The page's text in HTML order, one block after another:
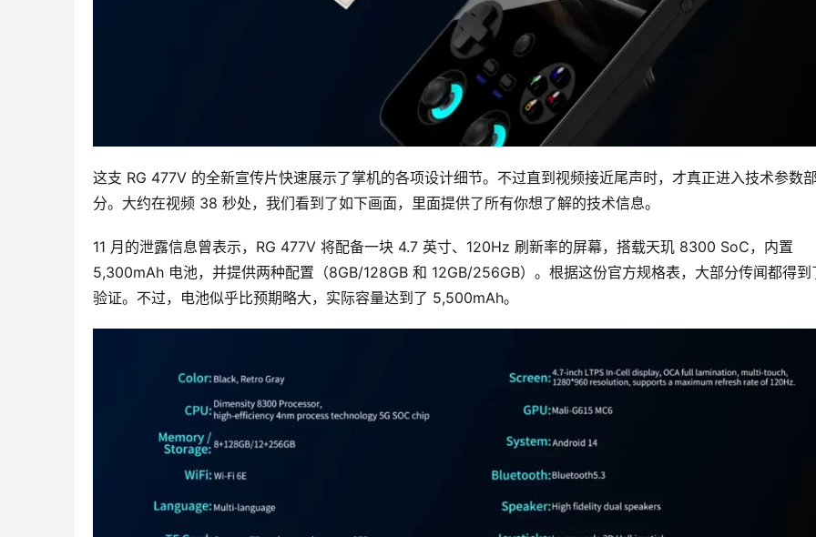
这支 RG 477V 的全新宣传片快速展示了掌机的各项设计细节。不过直到视频接近尾声时，才真正进入技术参数
分。大约在视频 38 秒处，我们看到了如下画面，里面提供了所有你想了解的技术信息。
00:00 / 00:00
11 月的泄露信息曾表示，RG 477V 将配备一块 4.7 英寸、120Hz 刷新率的屏幕，搭载天玑 8300 SoC，内置
5,300mAh 电池，并提供两种配置（8GB/128GB 和 12GB/256GB）。根据这份官方规格表，大部分传闻都得到
验证。不过，电池似乎比预期略大，实际容量达到了 5,500mAh。